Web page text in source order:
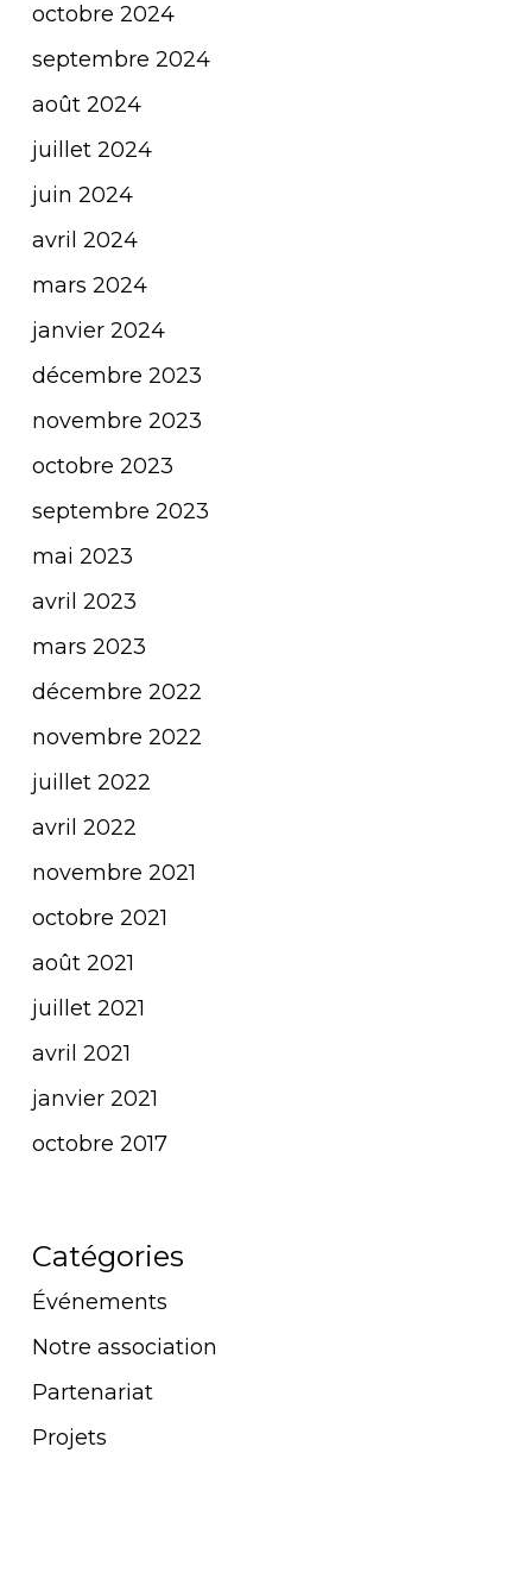
octobre 2024
septembre 2024
août 2024
juillet 2024
juin 2024
avril 2024
mars 2024
janvier 2024
décembre 2023
novembre 2023
octobre 2023
septembre 2023
mai 2023
avril 2023
mars 2023
décembre 2022
novembre 2022
juillet 2022
avril 2022
novembre 2021
octobre 2021
août 2021
juillet 2021
avril 2021
janvier 2021
octobre 2017
Catégories
Événements
Notre association
Partenariat
Projets